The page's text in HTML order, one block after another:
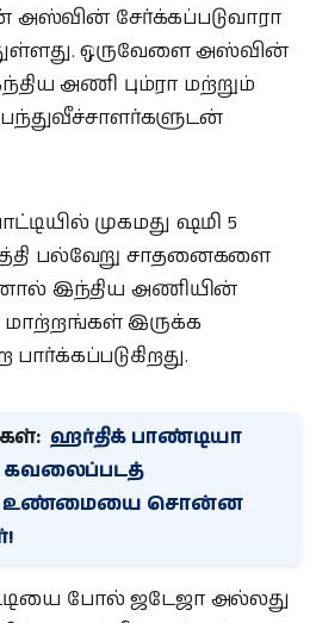
அஸ்வின் சேர்க்கப்படுவாரா
ஒருவேளை அஸ்வின்
அணி பும்ரா மற்றும்
முகமது ஷமி 5
பல்வேறு சாதனைகளை
இந்திய அணியின்
மாற்றங்கள் இருக்க
ஹர்திக் பாண்டியா
கவலைப்படத்
உண்மையை சொன்ன
போல் ஜடேஜா அல்லது